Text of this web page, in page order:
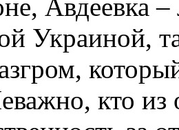
Авдеевка –
Украиной,
кто